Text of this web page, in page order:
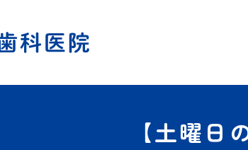
【土曜日